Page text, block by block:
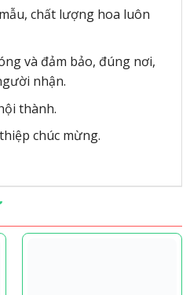
chất lượng hoa luôn
và đảm bảo, đúng nơi,
nhận.
thành.
chúc mừng.